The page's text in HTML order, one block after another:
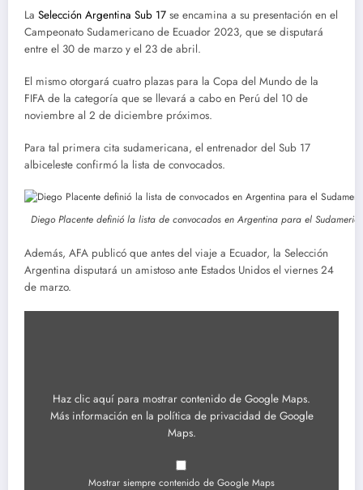
La Selección Argentina Sub 17 se encamina a su presentación en el
Campeonato Sudamericano de Ecuador 2023, que se disputará
entre el 30 de marzo y el 23 de abril.
El mismo otorgará cuatro plazas para la Copa del Mundo de la
FIFA de la categoría que se llevará a cabo en Perú del 10 de
noviembre al 2 de diciembre próximos.
Para tal primera cita sudamericana, el entrenador del Sub 17
albiceleste confirmó la lista de convocados.
Diego Placente definió la lista de convocados en Argentina para el
Además, AFA publicó que antes del viaje a Ecuador, la Selección
Argentina disputará un amistoso ante Estados Unidos el viernes 24
de marzo.
Mostrar
Haz clic aquí para mostrar contenido de Google Maps.
Más información en la política de privacidad de Google
Maps.
Mostrar siempre contenido de Google Maps